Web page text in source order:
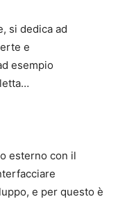
si dedica ad
e
esempio
esterno con il
e per questo è